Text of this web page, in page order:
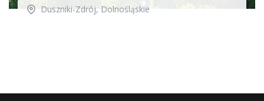
Duszniki-Zdrój, Dolnośląskie